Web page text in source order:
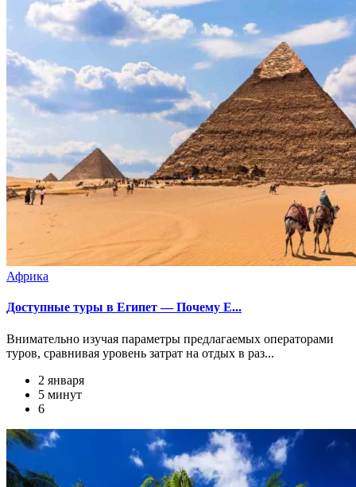
Африка
Доступные туры в Египет — Почему Е...
Внимательно изучая параметры предлагаемых операторами
туров, сравнивая уровень затрат на отдых в раз...
2 января
5 минут
6